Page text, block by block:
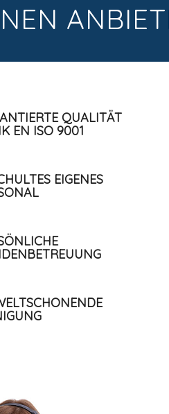
QUALITÄT
EN ISO 9001
EIGENES